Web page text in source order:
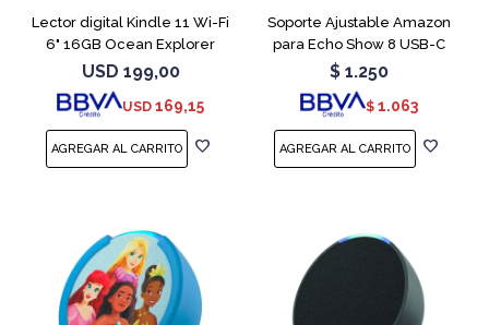
Lector digital Kindle 11 Wi-Fi
6" 16GB Ocean Explorer
USD 199,00
USD 169,15
Soporte Ajustable Amazon
para Echo Show 8 USB-C
Charcoal
$ 1.250
$ 1.063